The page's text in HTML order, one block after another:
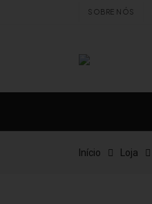
SOBRE NÓS
Início Loja